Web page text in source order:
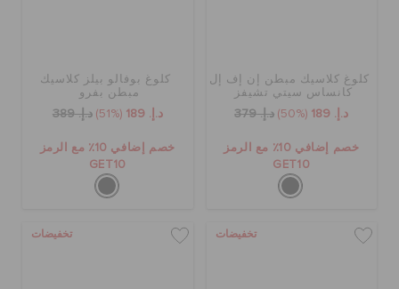
مميز
تسجيل الدخول / اشتراك
قائمة الامنيات
كلوغ كلاسيك مبطن إن إف إل
كانساس سيتي تشيفز
د.إ. 189 (50%) د.إ. 379
خصم إضافي 10٪ مع الرمز
GET10
كلوغ بوفالو بيلز كلاسيك
مبطن بفرو
د.إ. 189 (51%) د.إ. 389
خصم إضافي 10٪ مع الرمز
GET10
تخفيضات تخفيضات